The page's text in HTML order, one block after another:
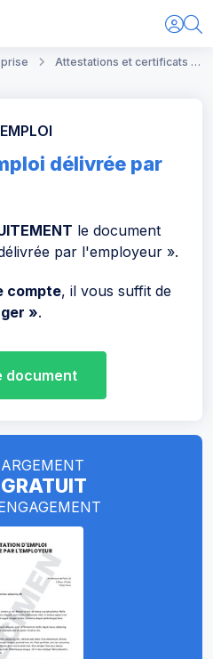
Attestations et certificats délivrés par l'employeur
délivrée par
le document
par l'employeur ».
compte, il vous suffit de
».
document